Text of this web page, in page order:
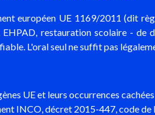
européen UE 1169/2011 (dit
EHPAD, restauration scolaire - de
L'oral seul ne suffit pas
UE et leurs occurrences cachées
INCO, décret 2015-447, code